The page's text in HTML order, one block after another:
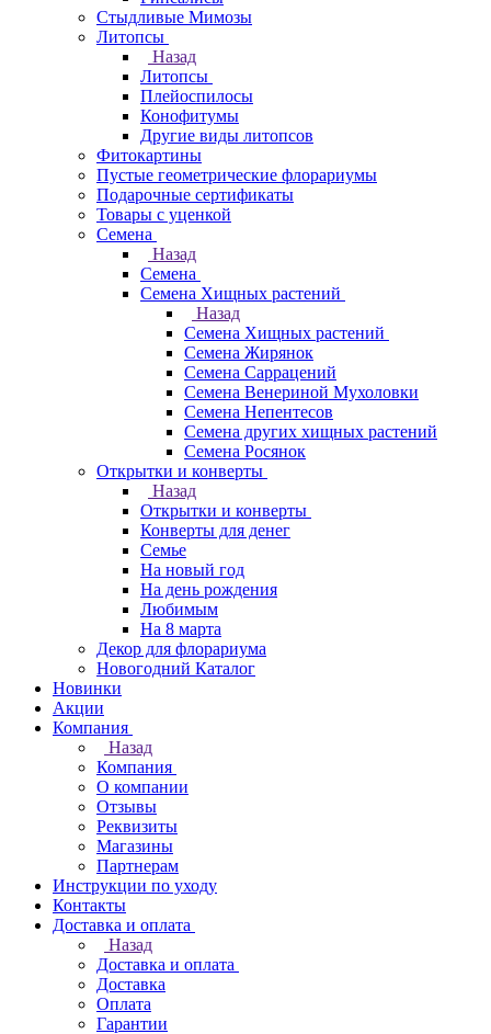
Стыдливые Мимозы
Литопсы
Назад
Литопсы
Плейоспилосы
Конофитумы
Другие виды литопсов
Фитокартины
Пустые геометрические флорариумы
Подарочные сертификаты
Товары с уценкой
Семена
Назад
Семена
Семена Хищных растений
Назад
Семена Хищных растений
Семена Жирянок
Семена Саррацений
Семена Венериной Мухоловки
Семена Непентесов
Семена других хищных растений
Семена Росянок
Открытки и конверты
Назад
Открытки и конверты
Конверты для денег
Семье
На новый год
На день рождения
Любимым
На 8 марта
Декор для флорариума
Новогодний Каталог
Новинки
Акции
Компания
Назад
Компания
О компании
Отзывы
Реквизиты
Магазины
Партнерам
Инструкции по уходу
Контакты
Доставка и оплата
Назад
Доставка и оплата
Доставка
Оплата
Гарантии